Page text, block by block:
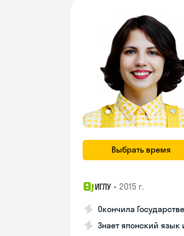
Выбрать время
ИГЛУ • 2015 г.
Окончила
Знает японский язык